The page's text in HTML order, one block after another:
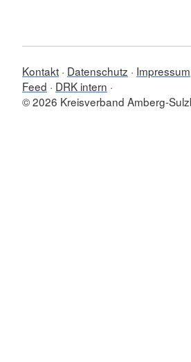
Kontakt Datenschutz Impressum
Feed
DRK intern
© 2026 Kreisverband Amberg-